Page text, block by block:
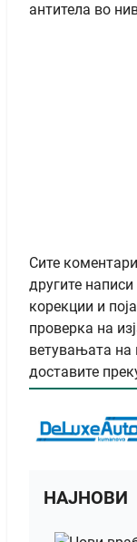
антитела во
Сите
другите
корекции и
проверка на
ветувањата на
доставите
НАЈНОВИ